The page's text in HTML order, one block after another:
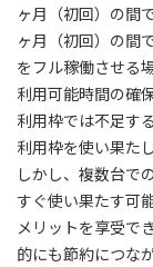
ヶ月（初回）の間
ヶ月（初回）の間
をフル稼働させる
利用可能時間の確
利用枠では不足す
利用枠を使い果た
しかし、複数台で
すぐ使い果たす可
メリットを享受で
的にも節約につな